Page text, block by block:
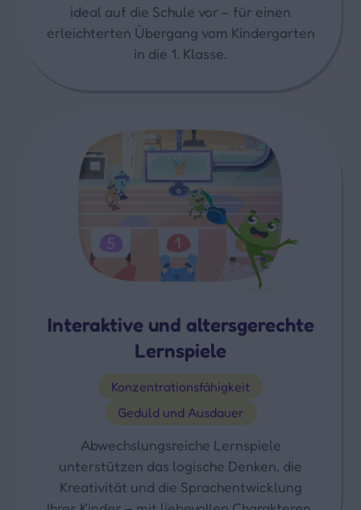
ideal auf die Schule vor – für einen
erleichterten Übergang vom Kindergarten
in die 1. Klasse.
Interaktive und altersgerechte
Lernspiele
Konzentrationsfähigkeit
Geduld und Ausdauer
Abwechslungsreiche Lernspiele
unterstützen das logische Denken, die
Kreativität und die Sprachentwicklung